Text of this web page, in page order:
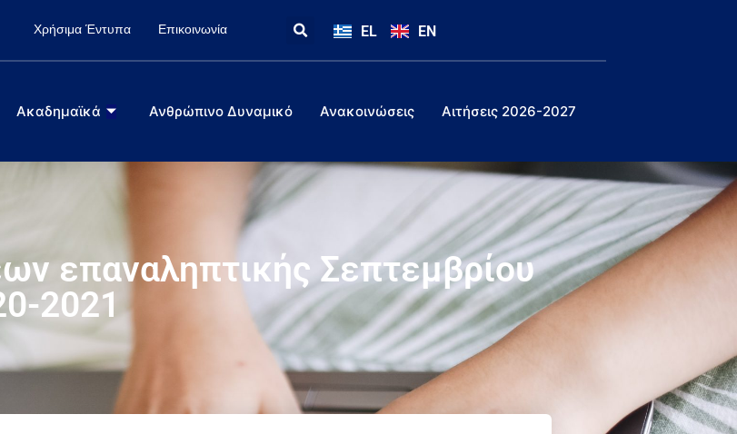
Χρήσιμα Έντυπα Επικοινωνία EL EN
Ακαδημαϊκά Ανθρώπινο Δυναμικό Ανακοινώσεις Αιτήσεις 2026-2027
επαναληπτικής Σεπτεμβρίου
2021